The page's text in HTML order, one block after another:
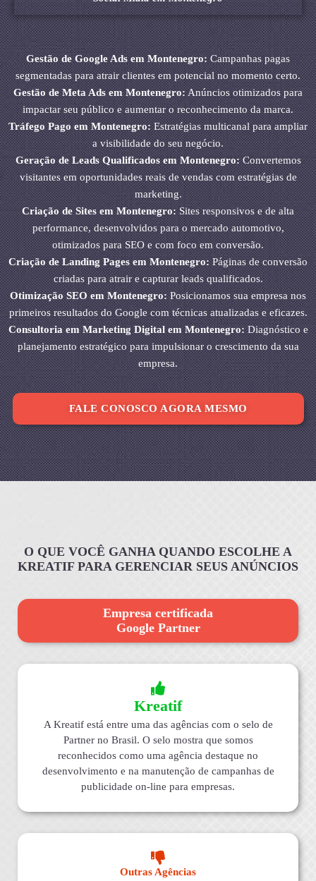
Gestão de Google Ads em Montenegro:Campanhas pagas
segmentadas para atrair clientes em potencial no momento certo.
Gestão de Meta Ads em Montenegro:Anúncios otimizados para
impactar seu público e aumentar o reconhecimento da marca.
Tráfego Pago em Montenegro:Estratégias multicanal para ampliar
a visibilidade do seu negócio.
Geração de Leads Qualificados em Montenegro:Convertemos
visitantes em oportunidades reais de vendas com estratégias de
marketing.
Criação de Sites em Montenegro:Sites responsivos e de alta
performance, desenvolvidos para o mercado automotivo,
otimizados para SEO e com foco em conversão.
Criação de Landing Pages em Montenegro:Páginas de conversão
criadas para atrair e capturar leads qualificados.
Otimização SEO em Montenegro:Posicionamos sua empresa nos
primeiros resultados do Google com técnicas atualizadas e eficazes.
Consultoria em Marketing Digital em Montenegro:Diagnóstico e
planejamento estratégico para impulsionar o crescimento da sua
empresa.
FALE CONOSCO AGORA MESMO
O QUE VOCÊ GANHA QUANDO ESCOLHE A
KREATIF PARA GERENCIAR SEUS ANÚNCIOS
Empresa certificada
Google Partner
Kreatif
A Kreatif está entre uma das agências com o selo de
Partner no Brasil. O selo mostra que somos
reconhecidos como uma agência destaque no
desenvolvimento e na manutenção de campanhas de
publicidade on-line para empresas.
Outras Agências